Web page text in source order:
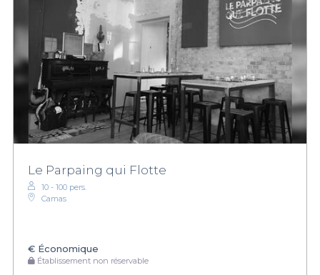
Le Parpaing qui Flotte
10 - 100 pers.
Camas
€ Économique
Établissement non réservable